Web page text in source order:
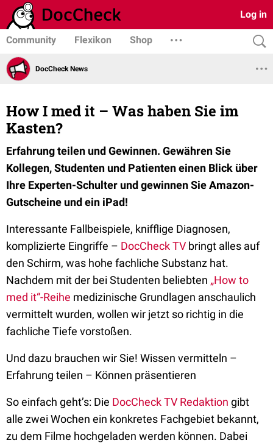
Log in
Community Flexikon Shop
DocCheck News
How I med it – Was haben Sie im
Kasten?
Erfahrung teilen und Gewinnen. Gewähren Sie
Kollegen, Studenten und Patienten einen Blick über
Ihre Experten-Schulter und gewinnen Sie Amazon-
Gutscheine und ein iPad!
Interessante Fallbeispiele, knifflige Diagnosen,
komplizierte Eingriffe – DocCheck TV bringt alles auf
den Schirm, was hohe fachliche Substanz hat.
Nachdem mit der bei Studenten beliebten „How to
med it“-Reihe medizinische Grundlagen anschaulich
vermittelt wurden, wollen wir jetzt so richtig in die
fachliche Tiefe vorstoßen.
Und dazu brauchen wir Sie! Wissen vermitteln –
Erfahrung teilen – Können präsentieren
So einfach geht’s: Die DocCheck TV Redaktion gibt
alle zwei Wochen ein konkretes Fachgebiet bekannt,
zu dem Filme hochgeladen werden können. Dabei